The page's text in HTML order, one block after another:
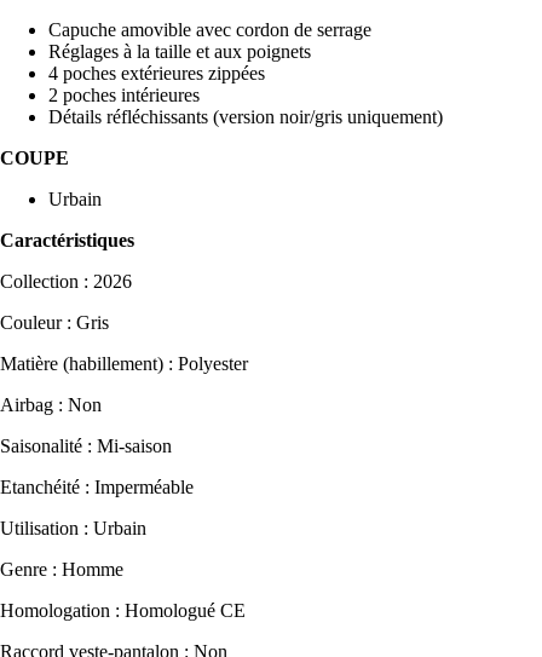
Capuche amovible avec cordon de serrage
Réglages à la taille et aux poignets
4 poches extérieures zippées
2 poches intérieures
Détails réfléchissants (version noir/gris uniquement)
COUPE
Urbain
Caractéristiques
Collection : 2026
Couleur : Gris
Matière (habillement) : Polyester
Airbag : Non
Saisonalité : Mi-saison
Etanchéité : Imperméable
Utilisation : Urbain
Genre : Homme
Homologation : Homologué CE
Raccord veste-pantalon : Non